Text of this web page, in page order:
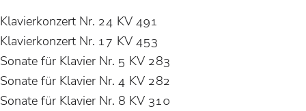
Klavierkonzert Nr. 24 KV 491
Klavierkonzert Nr. 17 KV 453
Sonate für Klavier Nr. 5 KV 283
Sonate für Klavier Nr. 4 KV 282
Sonate für Klavier Nr. 8 KV 310